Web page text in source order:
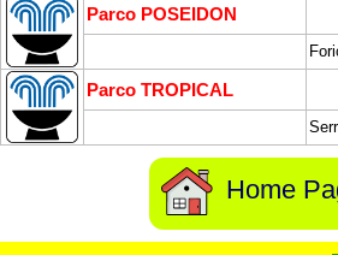
Parco POSEIDON
Parco TROPICAL
Home